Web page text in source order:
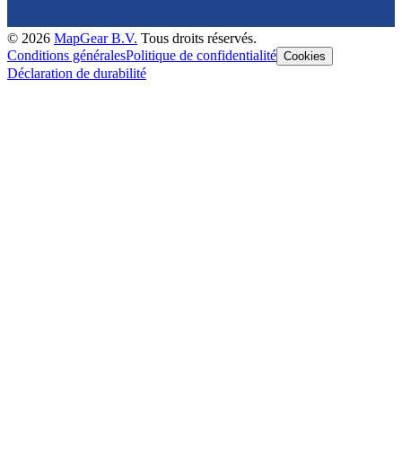
© 2026 MapGear B.V. Tous droits réservés.
Conditions généralesPolitique de confidentialité Cookies
Déclaration de durabilité